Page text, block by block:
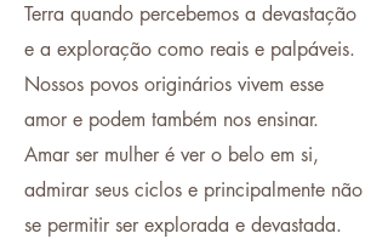
Terra quando percebemos a devastação
e a exploração como reais e palpáveis.
Nossos povos originários vivem esse
amor e podem também nos ensinar.
Amar ser mulher é ver o belo em si,
admirar seus ciclos e principalmente não
se permitir ser explorada e devastada.